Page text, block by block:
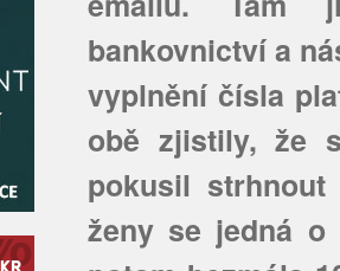
bankovnictví a
vyplnění čísla
obě zjistily, že
pokusil
ženy se jedná